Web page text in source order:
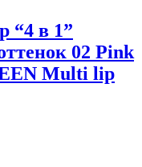
“4 в 1”
02 Pink
Multi lip